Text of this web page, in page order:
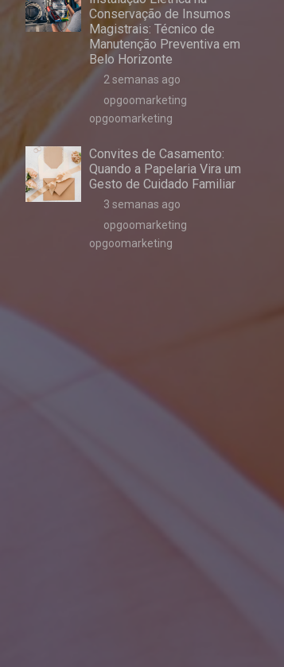
Conservação de Insumos
Magistrais: Técnico de
Manutenção Preventiva em
Belo Horizonte
2 semanas ago
opgoomarketing
opgoomarketing
Convites de Casamento:
Quando a Papelaria Vira um
Gesto de Cuidado Familiar
3 semanas ago
opgoomarketing
opgoomarketing